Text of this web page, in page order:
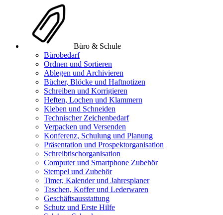
Büro & Schule
Bürobedarf
Ordnen und Sortieren
Ablegen und Archivieren
Bücher, Blöcke und Haftnotizen
Schreiben und Korrigieren
Heften, Lochen und Klammern
Kleben und Schneiden
Technischer Zeichenbedarf
Verpacken und Versenden
Konferenz, Schulung und Planung
Präsentation und Prospektorganisation
Schreibtischorganisation
Computer und Smartphone Zubehör
Stempel und Zubehör
Timer, Kalender und Jahresplaner
Taschen, Koffer und Lederwaren
Geschäftsausstattung
Schutz und Erste Hilfe